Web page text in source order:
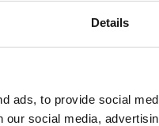
Details
ads, to provide social
our social media,